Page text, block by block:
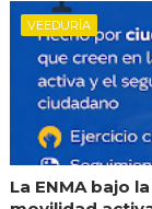
VEEDURÍA
La ENMA bajo